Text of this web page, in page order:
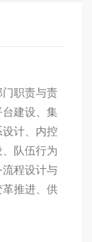
职责与责
建设、集
设计、内控
队伍行为
程设计与
推进、供